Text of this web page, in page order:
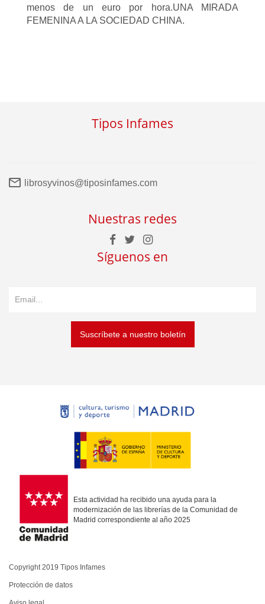
menos de un euro por hora.UNA MIRADA
FEMENINA A LA SOCIEDAD CHINA.
Tipos Infames
librosyvinos@tiposinfames.com
Nuestras redes
Síguenos en
Suscríbete a nuestro boletín
Esta actividad ha recibido una ayuda para la
modernización de las librerías de la Comunidad de
Madrid correspondiente al año 2025
Copyright 2019 Tipos Infames
Protección de datos